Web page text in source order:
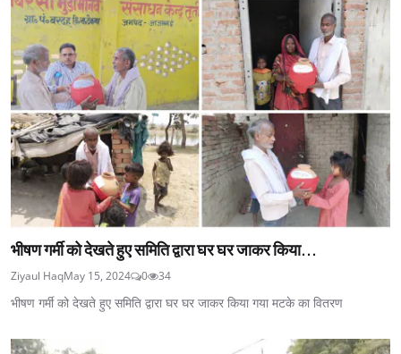
भीषण गर्मी को देखते हुए समिति द्वारा घर घर जाकर किया...
Ziyaul HaqMay 15, 2024 0 34
भीषण गर्मी को देखते हुए समिति द्वारा घर घर जाकर किया गया मटके का वितरण